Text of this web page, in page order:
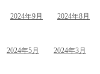
2024年9月 2024年8月
2024年5月 2024年3月